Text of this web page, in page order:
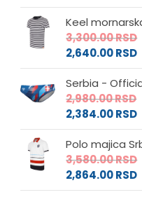
Keel
3,300.00RSD
2,640.00RSD
Serbia -
2,980.00RSD
2,384.00RSD
Polo majica
3,580.00RSD
2,864.00RSD